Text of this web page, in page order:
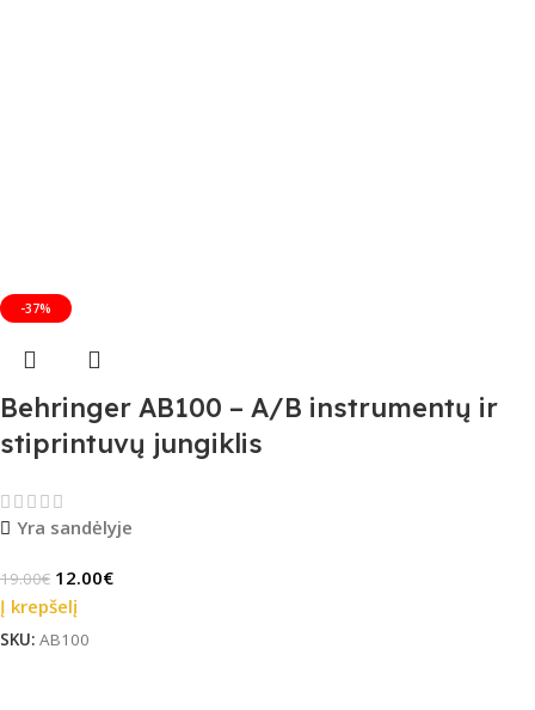
-37%
Behringer AB100 – A/B instrumentų ir
stiprintuvų jungiklis
Yra sandėlyje
19.00€ 12.00€
Į krepšelį
SKU: AB100